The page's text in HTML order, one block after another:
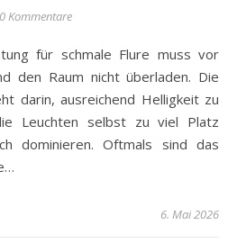
0 Kommentare
den Raum nicht überladen. Die
darin, ausreichend Helligkeit zu
Leuchten selbst zu viel Platz
dominieren. Oftmals sind das
6. Mai 2026